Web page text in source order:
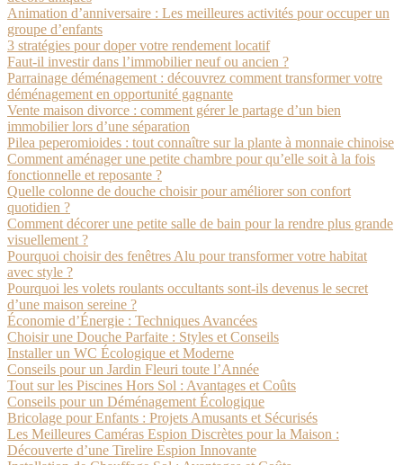
Animation d’anniversaire : Les meilleures activités pour occuper un
groupe d’enfants
3 stratégies pour doper votre rendement locatif
Faut-il investir dans l’immobilier neuf ou ancien ?
Parrainage déménagement : découvrez comment transformer votre
déménagement en opportunité gagnante
Vente maison divorce : comment gérer le partage d’un bien
immobilier lors d’une séparation
Pilea peperomioides : tout connaître sur la plante à monnaie chinoise
Comment aménager une petite chambre pour qu’elle soit à la fois
fonctionnelle et reposante ?
Quelle colonne de douche choisir pour améliorer son confort
quotidien ?
Comment décorer une petite salle de bain pour la rendre plus grande
visuellement ?
Pourquoi choisir des fenêtres Alu pour transformer votre habitat
avec style ?
Pourquoi les volets roulants occultants sont-ils devenus le secret
d’une maison sereine ?
Économie d’Énergie : Techniques Avancées
Choisir une Douche Parfaite : Styles et Conseils
Installer un WC Écologique et Moderne
Conseils pour un Jardin Fleuri toute l’Année
Tout sur les Piscines Hors Sol : Avantages et Coûts
Conseils pour un Déménagement Écologique
Bricolage pour Enfants : Projets Amusants et Sécurisés
Les Meilleures Caméras Espion Discrètes pour la Maison :
Découverte d’une Tirelire Espion Innovante